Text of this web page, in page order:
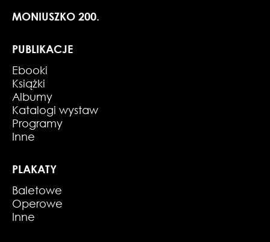
MONIUSZKO 200.
PUBLIKACJE
Ebooki
Książki
Albumy
Katalogi wystaw
Programy
Inne
PLAKATY
Baletowe
Operowe
Inne